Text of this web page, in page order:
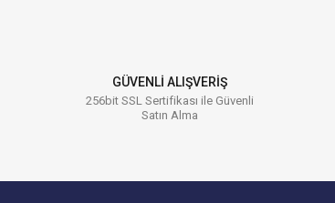
GÜVENLİ ALIŞVERİŞ
256bit SSL Sertifikası ile Güvenli
Satın Alma